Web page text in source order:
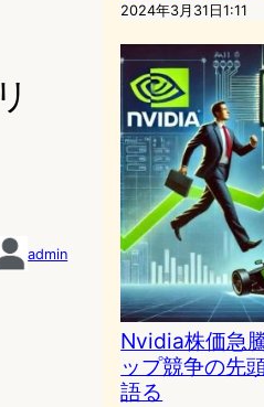
admin
2024年3月31日1:11
Nvidia株価急
ップ競争の先
語る